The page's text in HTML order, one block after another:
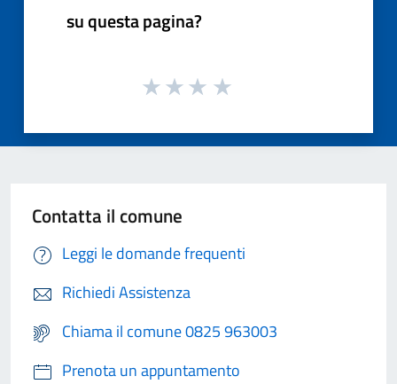
su questa pagina?
Contatta il comune
Leggi le domande frequenti
Richiedi Assistenza
Chiama il comune 0825 963003
Prenota un appuntamento